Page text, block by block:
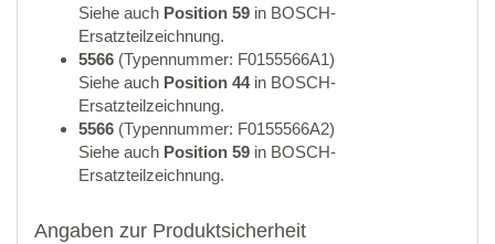
Siehe auch Position 59 in BOSCH-
Ersatzteilzeichnung.
5566 (Typennummer: F0155566A1)
Siehe auch Position 44in BOSCH-
Ersatzteilzeichnung.
5566 (Typennummer: F0155566A2)
Siehe auch Position 59 in BOSCH-
Ersatzteilzeichnung.
Angaben zur Produktsicherheit